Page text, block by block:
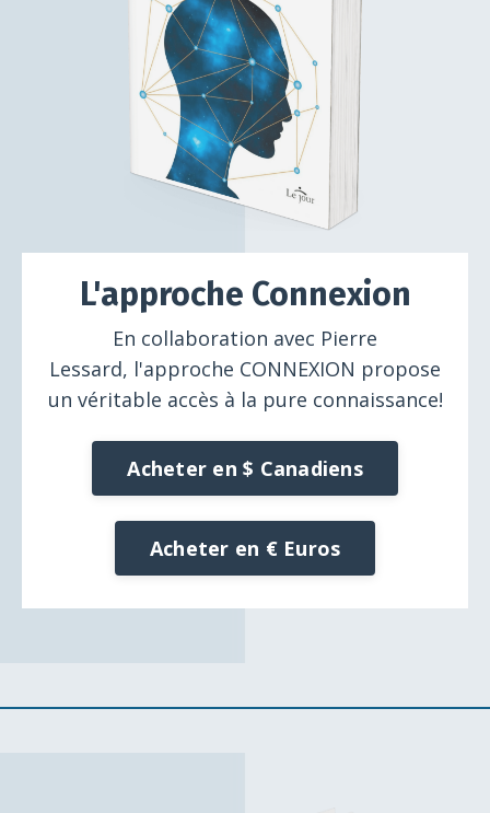
L'approche Connexion
En collaboration avec Pierre
Lessard, l'approche CONNEXION propose
un véritable accès à la pure connaissance!
Acheter en $ Canadiens
Acheter en € Euros